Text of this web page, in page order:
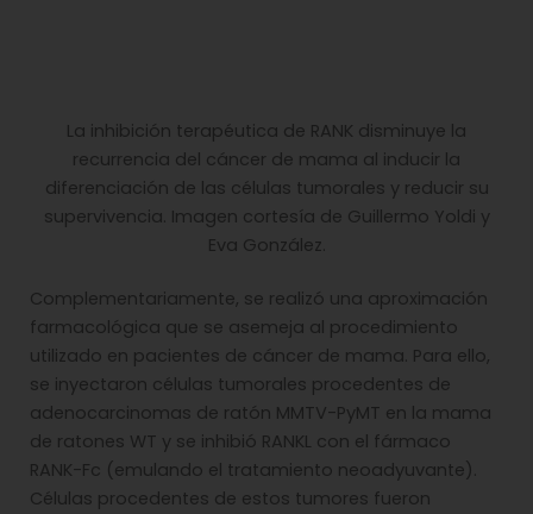
La inhibición terapéutica de RANK disminuye la
recurrencia del cáncer de mama al inducir la
diferenciación de las células tumorales y reducir su
supervivencia. Imagen cortesía de Guillermo Yoldi y
Eva González.
Complementariamente, se realizó una aproximación
farmacológica que se asemeja al procedimiento
utilizado en pacientes de cáncer de mama. Para ello,
se inyectaron células tumorales procedentes de
adenocarcinomas de ratón MMTV-PyMT en la mama
de ratones WT y se inhibió RANKL con el fármaco
RANK-Fc (emulando el tratamiento neoadyuvante).
Células procedentes de estos tumores fueron